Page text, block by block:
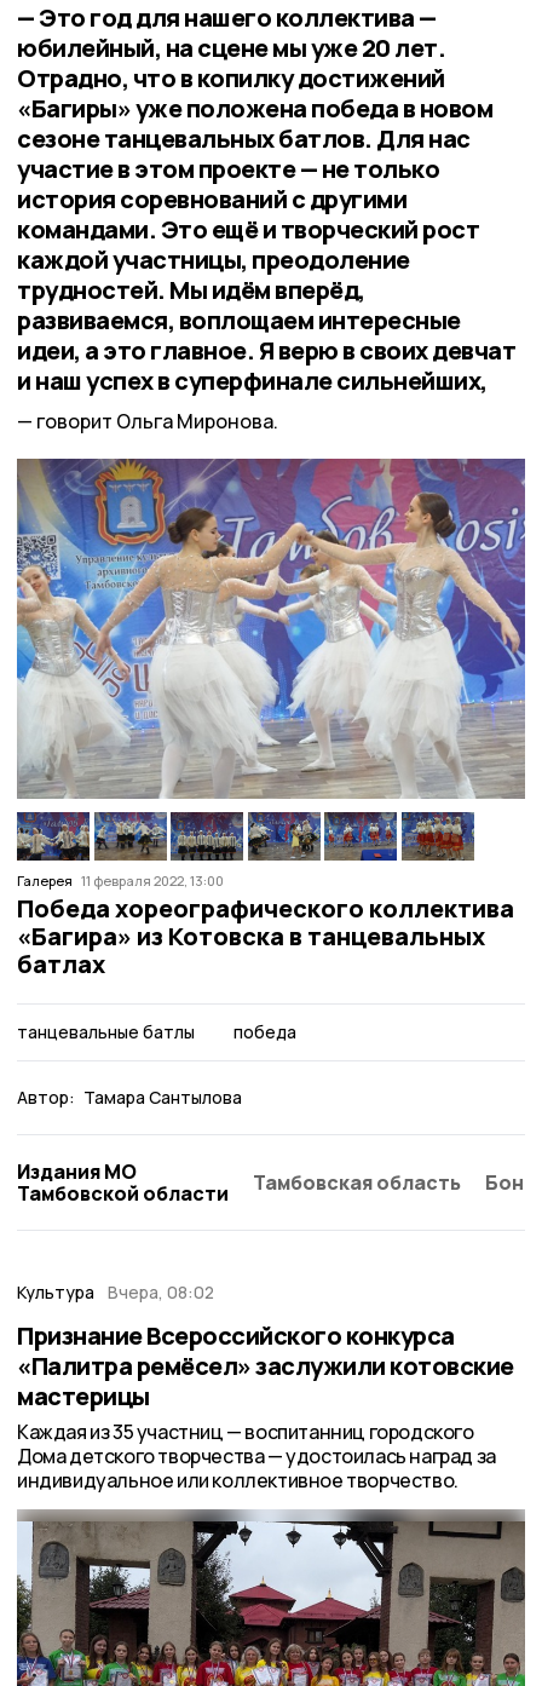
— Это год для нашего коллектива —
юбилейный, на сцене мы уже 20 лет.
Отрадно, что в копилку достижений
«Багиры» уже положена победа в новом
сезоне танцевальных батлов. Для нас
участие в этом проекте — не только
история соревнований с другими
командами. Это ещё и творческий рост
каждой участницы, преодоление
трудностей. Мы идём вперёд,
развиваемся, воплощаем интересные
идеи, а это главное. Я верю в своих девчат
и наш успех в суперфинале сильнейших,
говорит Ольга Миронова.
Галерея 11 февраля 2022, 13:00
Победа хореографического коллектива
«Багира» из Котовска в танцевальных
батлах
танцевальные батлы победа
Автор: Тамара Сантылова
Издания МО
Тамбовской области
Тамбовская область
Культура Вчера, 08:02
Признание Всероссийского конкурса
«Палитра ремёсел» заслужили котовские
мастерицы
Каждая из 35 участниц — воспитанниц городского
Дома детского творчества — удостоилась наград за
индивидуальное или коллективное творчество.